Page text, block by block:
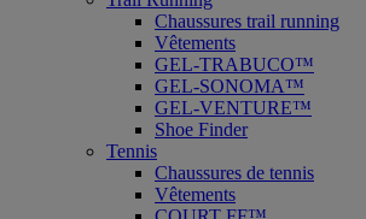
Chaussures trail running
Vêtements
GEL-TRABUCO™
GEL-SONOMA™
GEL-VENTURE™
Shoe Finder
Tennis
Chaussures de tennis
Vêtements